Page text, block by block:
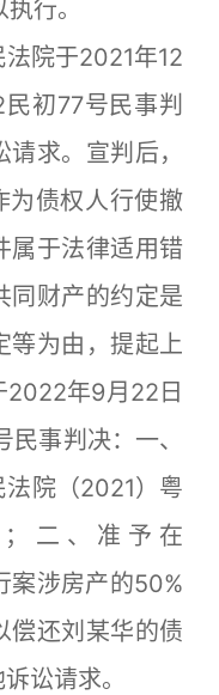
行。
院于2021年12
初77号民事判
求。宣判后，
为债权人行使撤
属于法律适用错
同财产的约定是
等为由，提起上
2022年9月22日
事判决：一、
院（2021）粤
二、准予在
案涉房产的50%
偿还刘某华的债
讼请求。